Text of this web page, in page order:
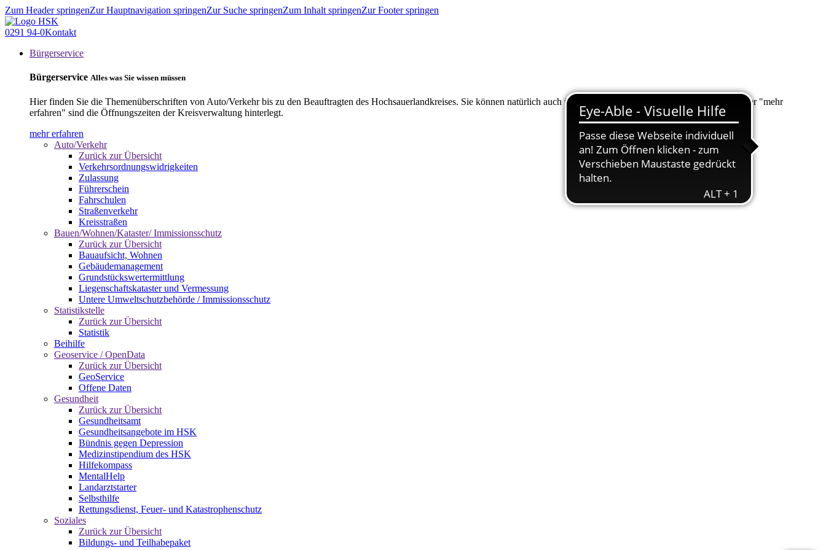
Zum Header springenZur Hauptnavigation springenZur Suche springenZum Inhalt springenZur Footer springen
0291 94-0Kontakt
Bürgerservice
Bürgerservice Alles was Sie wissen müssen
Hier finden Sie die Themenüberschriften von Auto/Verkehr bis zu den Beauftragten des Hochsauerlandkreises. Sie können natürlich auch über "Suche" nach Ihrem Anliegen suchen. Unter "mehr
erfahren" sind die Öffnungszeiten der Kreisverwaltung hinterlegt.
mehr erfahren
Auto/Verkehr
Zurück zur Übersicht
Verkehrsordnungswidrigkeiten
Zulassung
Führerschein
Fahrschulen
Straßenverkehr
Kreisstraßen
Bauen/Wohnen/Kataster/ Immissionsschutz
Zurück zur Übersicht
Bauaufsicht, Wohnen
Gebäudemanagement
Grundstückswertermittlung
Liegenschaftskataster und Vermessung
Untere Umweltschutzbehörde / Immissionsschutz
Statistikstelle
Zurück zur Übersicht
Statistik
Beihilfe
Geoservice / OpenData
Zurück zur Übersicht
GeoService
Offene Daten
Gesundheit
Zurück zur Übersicht
Gesundheitsamt
Gesundheitsangebote im HSK
Bündnis gegen Depression
Medizinstipendium des HSK
Hilfekompass
MentalHelp
Landarztstarter
Selbsthilfe
Rettungsdienst, Feuer- und Katastrophenschutz
Soziales
Zurück zur Übersicht
Bildungs- und Teilhabepaket